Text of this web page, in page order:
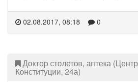
02.08.2017, 08:18 0
Доктор столетов, аптека
Конституции, 24а)